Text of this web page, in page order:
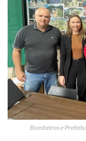
Bombeiros e